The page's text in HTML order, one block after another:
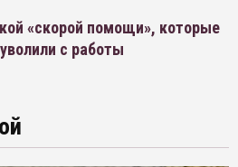
«скорой помощи», которые
с работы